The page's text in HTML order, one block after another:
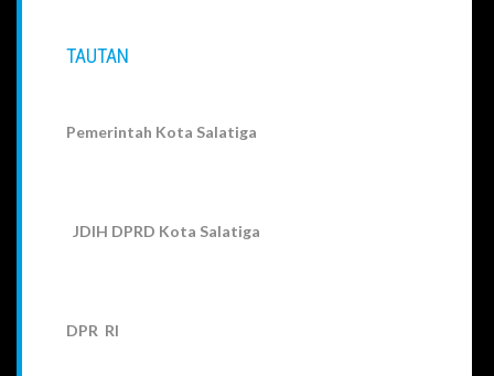
TAUTAN
Pemerintah Kota Salatiga
JDIH DPRD Kota Salatiga
DPR RI